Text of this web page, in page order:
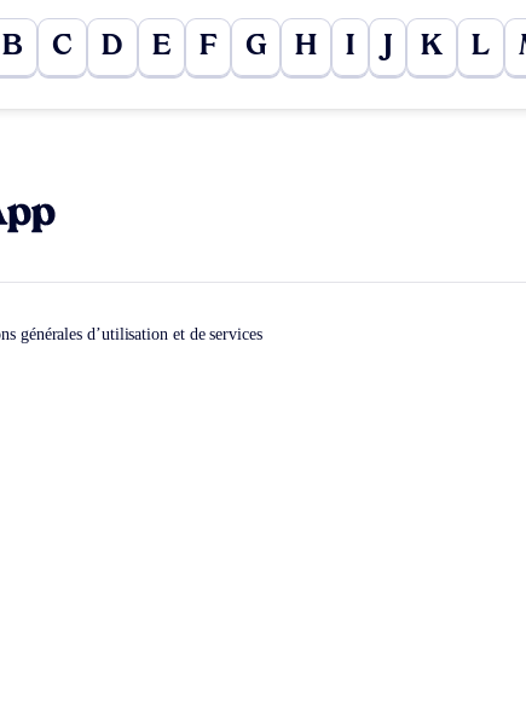
B C D E F G H I K L
générales d’utilisation et de services